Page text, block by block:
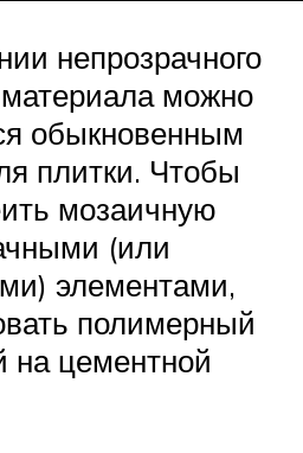
непрозрачного
можно
обыкновенным
плитки. Чтобы
мозаичную
(или
элементами,
полимерный
на цементной